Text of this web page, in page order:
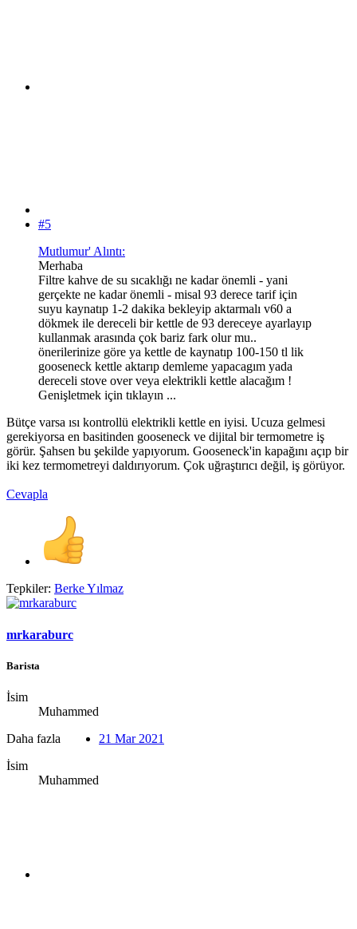
#5
Mutlumur' Alıntı:
Merhaba
Filtre kahve de su sıcaklığı ne kadar önemli - yani
gerçekte ne kadar önemli - misal 93 derece tarif için
suyu kaynatıp 1-2 dakika bekleyip aktarmalı v60 a
dökmek ile dereceli bir kettle de 93 dereceye ayarlayıp
kullanmak arasında çok bariz fark olur mu..
önerilerinize göre ya kettle de kaynatıp 100-150 tl lik
gooseneck kettle aktarıp demleme yapacagım yada
dereceli stove over veya elektrikli kettle alacağım !
Genişletmek için tıklayın ...
Bütçe varsa ısı kontrollü elektrikli kettle en iyisi. Ucuza gelmesi
gerekiyorsa en basitinden gooseneck ve dijital bir termometre iş
görür. Şahsen bu şekilde yapıyorum. Gooseneck'in kapağını açıp bir
iki kez termometreyi daldırıyorum. Çok uğraştırıcı değil, iş görüyor.
Cevapla
Tepkiler: Berke Yılmaz
mrkaraburc
Barista
İsim
Muhammed
Daha fazla
İsim
Muhammed
21 Mar 2021